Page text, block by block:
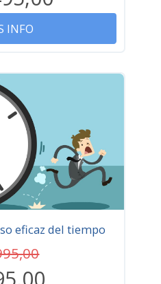
INFO
eficaz del tiempo